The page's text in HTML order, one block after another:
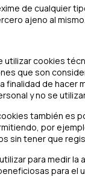
exime de
ajeno al mismo.
cookies
que son
finalidad de hacer
y no se
también es
por
sin tener que
para medir
para el